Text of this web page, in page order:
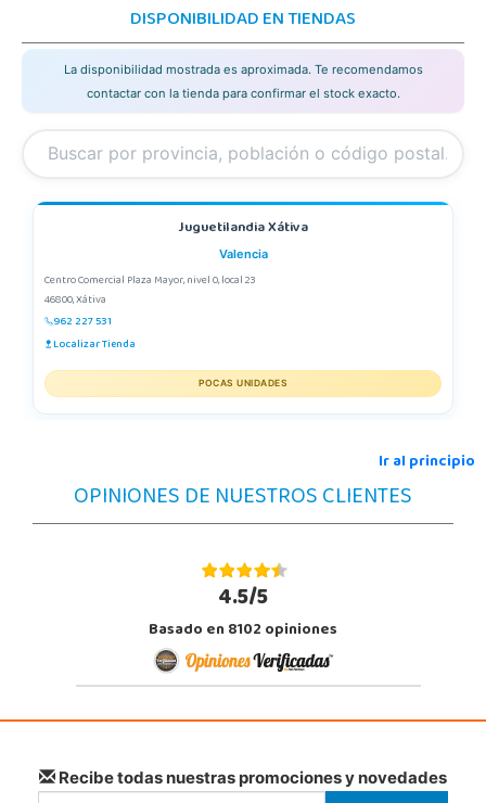
DISPONIBILIDAD EN TIENDAS
La disponibilidad mostrada es aproximada. Te recomendamos
contactar con la tienda para confirmar el stock exacto.
Juguetilandia Xátiva
Valencia
Centro Comercial Plaza Mayor, nivel 0, local 23
46800, Xátiva
962 227 531
Localizar Tienda
POCAS UNIDADES
Ir al principio
OPINIONES DE NUESTROS CLIENTES
4.5/5
Basado en 8102 opiniones
Recibe todas nuestras promociones y novedades